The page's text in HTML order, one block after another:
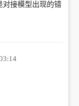
对接模型出现的错